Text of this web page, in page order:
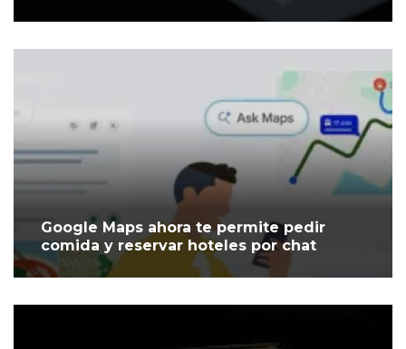
Google Maps ahora te permite pedir
comida y reservar hoteles por chat